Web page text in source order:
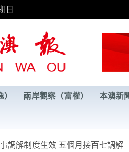
日
兩岸觀察（富權） 本澳新
調解制度生效 五個月接百七調解